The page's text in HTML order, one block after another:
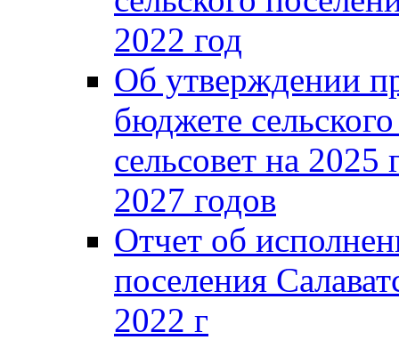
2022 год
Об утверждении
бюджете
сельсовет на
2027 годов
Отчет об
поселения
2022 г